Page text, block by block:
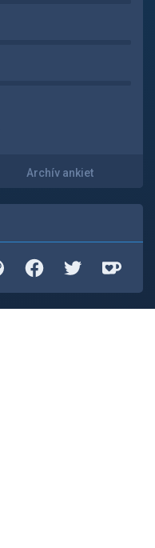
Archív ankiet